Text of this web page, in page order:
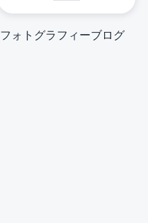
フォトグラフィーブログ